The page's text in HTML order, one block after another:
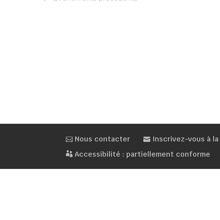
Nous contacter
Inscrivez-vous à
Accessibilité : partiellement conforme